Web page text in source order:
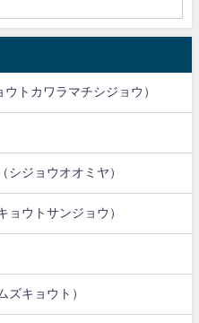
トカワラマチシジョウ）
シジョウオオミヤ）
ョウトサンジョウ）
ズキョウト）